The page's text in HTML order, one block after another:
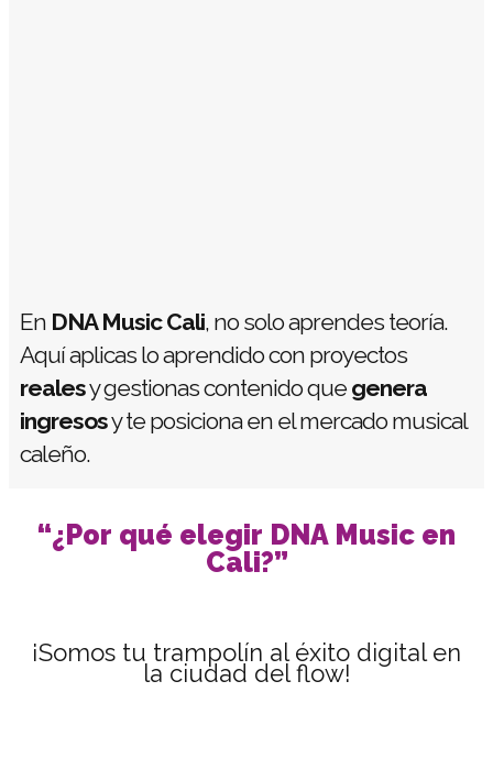
En DNA Music Cali, no solo aprendes teoría.
Aquí aplicas lo aprendido con proyectos
realesy gestionas contenido quegenera
ingresosy te posiciona en el mercado musical
caleño.
“¿Por qué elegir DNA Music en
Cali?”
¡Somos tu trampolín al éxito digital en
la ciudad del flow!